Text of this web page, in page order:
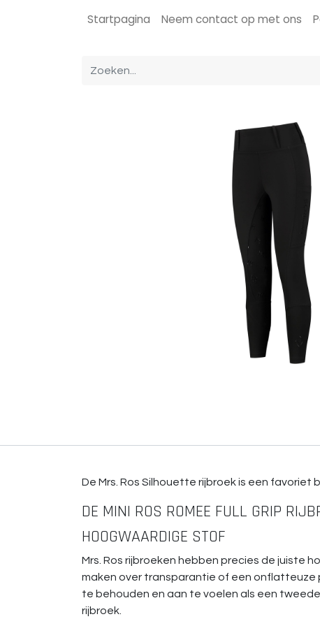
Startpagina Neem contact op met ons
De Mrs. Ros Silhouette rijbroek is een
DE MINI ROS ROMEE FULL GRIP
HOOGWAARDIGE STOF
Mrs. Ros rijbroeken hebben precies de juiste
maken over transparantie of een onflatteuze
te behouden en aan te voelen als een
rijbroek.